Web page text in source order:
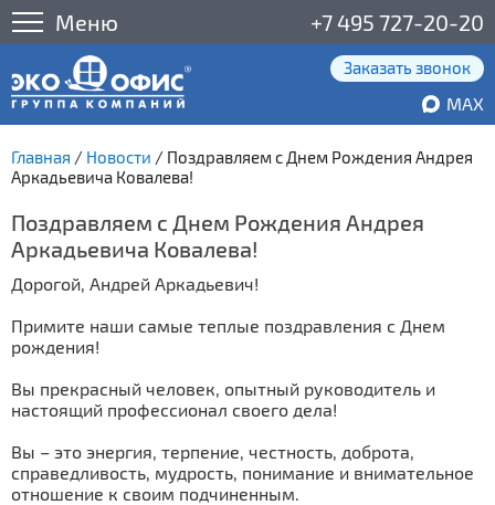
Меню +7 495 727-20-20
Заказать звонок
MAX
Главная / Новости / Поздравляем с Днем Рождения Андрея
Аркадьевича Ковалева!
Поздравляем с Днем Рождения Андрея
Аркадьевича Ковалева!
Дорогой, Андрей Аркадьевич!
Примите наши самые теплые поздравления с Днем
рождения!
Вы прекрасный человек, опытный руководитель и
настоящий профессионал своего дела!
Вы – это энергия, терпение, честность, доброта,
справедливость, мудрость, понимание и внимательное
отношение к своим подчиненным.